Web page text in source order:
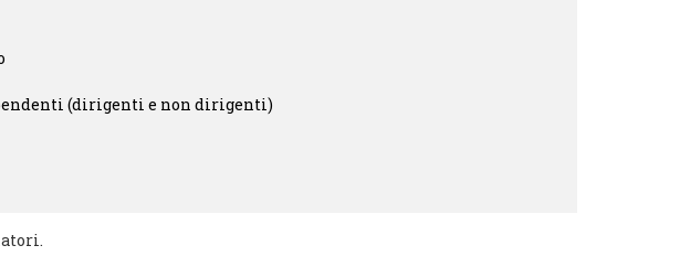
(dirigenti e non dirigenti)